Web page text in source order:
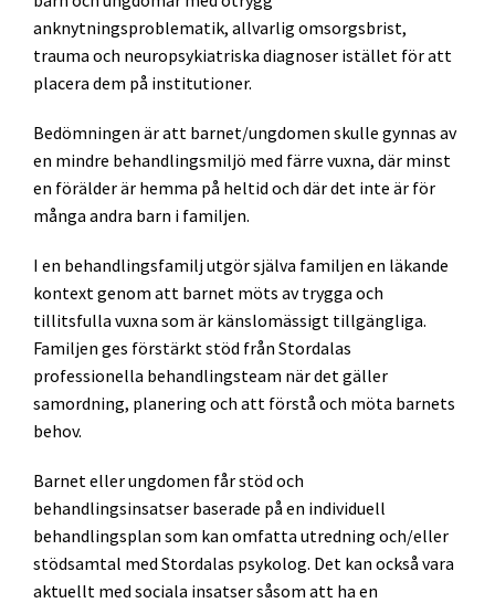
anknytningsproblematik, allvarlig omsorgsbrist,
trauma och neuropsykiatriska diagnoser istället för att
placera dem på institutioner.
Bedömningen är att barnet/ungdomen skulle gynnas av
en mindre behandlingsmiljö med färre vuxna, där minst
en förälder är hemma på heltid och där det inte är för
många andra barn i familjen.
I en behandlingsfamilj utgör själva familjen en läkande
kontext genom att barnet möts av trygga och
tillitsfulla vuxna som är känslomässigt tillgängliga.
Familjen ges förstärkt stöd från Stordalas
professionella behandlingsteam när det gäller
samordning, planering och att förstå och möta barnets
behov.
Barnet eller ungdomen får stöd och
behandlingsinsatser baserade på en individuell
behandlingsplan som kan omfatta utredning och/eller
stödsamtal med Stordalas psykolog. Det kan också vara
aktuellt med sociala insatser såsom att ha en